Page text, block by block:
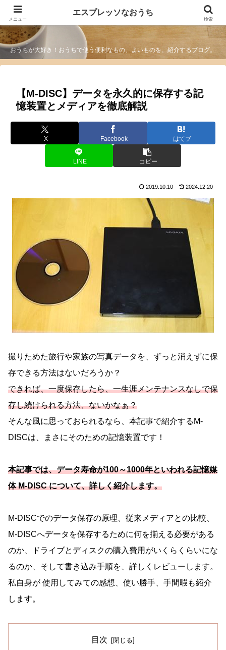
エスプレッソなおうち
おうちが大好き！おうちで使う便利なもの、よいものを、紹介するブログ。
【M-DISC】データを永久的に保存する記
憶装置とメディアを徹底解説
X Facebook はてブ
LINE コピー
2019.10.10 2024.12.20
撮りためた旅行や家族の写真データを、ずっと消えずに保
存できる方法はないだろうか？
できれば、一度保存したら、一生涯メンテナンスなしで保
存し続けられる方法、ないかなぁ？
そんな風に思っておられるなら、本記事で紹介するM-
DISCは、まさにそのための記憶装置です！
本記事では、データ寿命が100～1000年といわれる記憶媒
体 M-DISC について、詳しく紹介します。
M-DISCでのデータ保存の原理、従来メディアとの比較、
M-DISCへデータを保存するために何を揃える必要がある
のか、ドライブとディスクの購入費用がいくらくらいにな
るのか、そして書き込み手順を、詳しくレビューします。
私自身が 使用してみての感想、使い勝手、手間暇も紹介
します。
目次
メニュー
エスプレッソなおうち
検索